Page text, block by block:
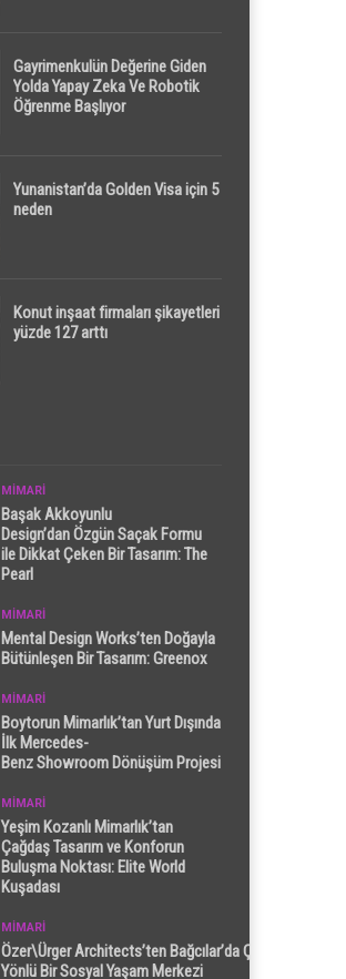
Gayrimenkulün Değerine Giden
Yolda Yapay Zeka Ve Robotik
Öğrenme Başlıyor
Yunanistan’da Golden Visa için 5
neden
Konut inşaat firmaları şikayetleri
yüzde 127 arttı
MİMARİ
Başak Akkoyunlu
Design’dan Özgün Saçak Formu
ile Dikkat Çeken Bir Tasarım: The
Pearl
MİMARİ
Mental Design Works’ten Doğayla
Bütünleşen Bir Tasarım: Greenox
MİMARİ
Boytorun Mimarlık’tan Yurt Dışında
İlk Mercedes-
Benz Showroom Dönüşüm Projesi
MİMARİ
Yeşim Kozanlı Mimarlık’tan
Çağdaş Tasarım ve Konforun
Buluşma Noktası: Elite World
Kuşadası
MİMARİ
Özer\Ürger Architects’ten Bağcılar’da Çok
Yönlü Bir Sosyal Yaşam Merkezi